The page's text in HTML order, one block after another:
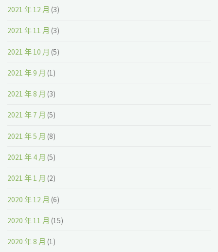
2021 年 12 月 (3)
2021 年 11 月 (3)
2021 年 10 月 (5)
2021 年 9 月 (1)
2021 年 8 月 (3)
2021 年 7 月 (5)
2021 年 5 月 (8)
2021 年 4 月 (5)
2021 年 1 月 (2)
2020 年 12 月 (6)
2020 年 11 月 (15)
2020 年 8 月 (1)